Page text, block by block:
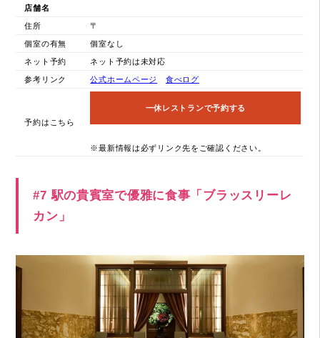
店舗名
住所 〒
個室の有無 個室なし
ネット予約 ネット予約は未対応
参考リンク 公式ホームページ 食べログ
予約はこちら
一休レストランで予約する
※最新情報は必ずリンク先をご確認ください。
#7 駅の貴賓室で優雅に食事「ブラッスリーレ
カン」